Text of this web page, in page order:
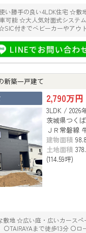
い勝手の良い4LDK住宅 ☆敷
可能 ☆大人気対面式システ
付きでベビーカーやアウ
新築一戸建て
2,790万円
3LDK / 2026
茨城県つく
ＪＲ常磐線
建物面積
土地面積
(114.59坪)
地 ☆広い庭・広いカースペ
環境》 〇TAIRAYAまで徒歩13分